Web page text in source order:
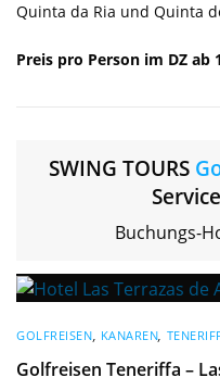
Quinta da Ria und Quinta
Preis pro Person im DZ ab
SWING TOURS
Buchungs-
GOLFREISEN, KANAREN,
Golfreisen Teneriffa –